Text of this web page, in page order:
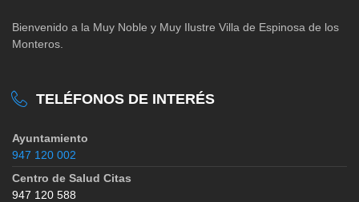
Bienvenido a la Muy Noble y Muy Ilustre Villa de Espinosa de los
Monteros.
TELÉFONOS DE INTERÉS
Ayuntamiento
947 120 002
Centro de Salud Citas
947 120 588